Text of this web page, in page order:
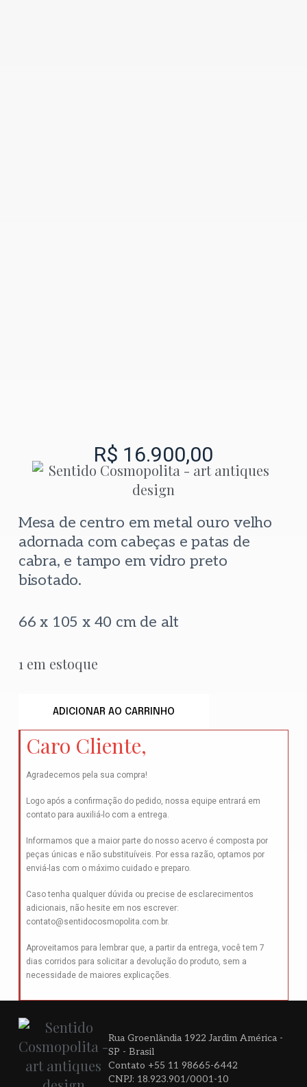
R$ 16.900,00
Mesa de centro em metal ouro velho
adornada com cabeças e patas de
cabra, e tampo em vidro preto
bisotado.
66 x 105 x 40 cm de alt
1 em estoque
ADICIONAR AO CARRINHO
Caro Cliente,
Agradecemos pela sua compra!
Logo após a confirmação do pedido, nossa equipe entrará em
contato para auxiliá-lo com a entrega.
Informamos que a maior parte do nosso acervo é composta por
peças únicas e não substituíveis. Por essa razão, optamos por
enviá-las com o máximo cuidado e preparo.
Caso tenha qualquer dúvida ou precise de esclarecimentos
adicionais, não hesite em nos escrever:
contato@sentidocosmopolita.com.br.
Aproveitamos para lembrar que, a partir da entrega, você tem 7
dias corridos para solicitar a devolução do produto, sem a
necessidade de maiores explicações.
Rua Groenlândia 1922 Jardim América -
SP - Brasil
Contato +55 11 98665-6442
CNPJ: 18.923.901/0001-10